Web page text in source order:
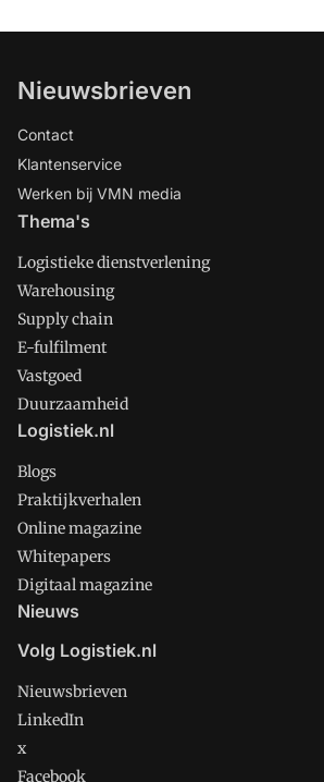
Nieuwsbrieven
Contact
Klantenservice
Werken bij VMN media
Thema's
Logistieke dienstverlening
Warehousing
Supply chain
E-fulfilment
Vastgoed
Duurzaamheid
Logistiek.nl
Blogs
Praktijkverhalen
Online magazine
Whitepapers
Digitaal magazine
Nieuws
Volg Logistiek.nl
Nieuwsbrieven
LinkedIn
x
Facebook